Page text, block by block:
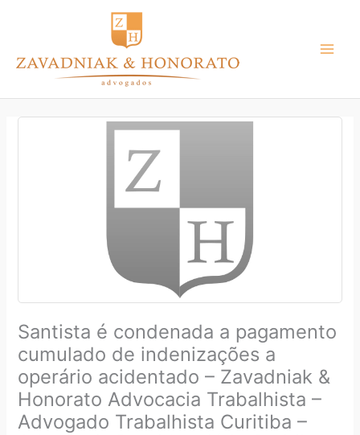
conteúdo
Santista é condenada a pagamento
cumulado de indenizações a
operário acidentado – Zavadniak &
Honorato Advocacia Trabalhista –
Advogado Trabalhista Curitiba –